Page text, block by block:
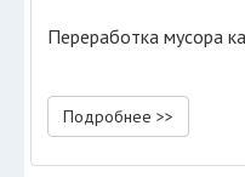
Переработка мусора
Подробнее >>